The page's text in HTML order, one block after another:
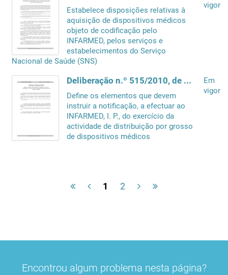
Estabelece disposições relativas à
aquisição de dispositivos médicos
objeto de codificação pelo
INFARMED, pelos serviços e
estabelecimentos do Serviço
Nacional de Saúde (SNS)
vigor
Deliberação n.º 515/2010, de 3 de Março
Define os elementos que devem
instruir a notificação, a efectuar ao
INFARMED, I. P., do exercício da
actividade de distribuição por grosso
de dispositivos médicos
Em
vigor
1 2
Encontrou algum problema nesta página?